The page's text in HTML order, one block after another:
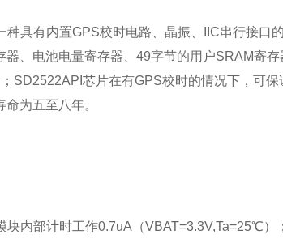
具有内置GPS校时电路、晶振、IIC串行接口
器、电池电量寄存器、49字节的用户SRAM寄
SD2522API芯片在有GPS校时的情况下，可
命为五至八年。
块内部计时工作0.7uA（VBAT=3.3V,Ta=25℃